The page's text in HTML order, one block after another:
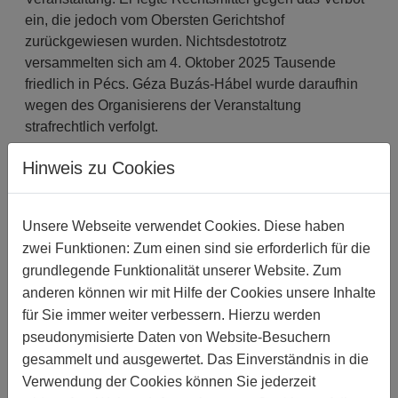
ein, die jedoch vom Obersten Gerichtshof
zurückgewiesen wurden. Nichtsdestotrotz
versammelten sich am 4. Oktober 2025 Tausende
friedlich in Pécs. Géza Buzás-Hábel wurde daraufhin
wegen des Organisierens der Veranstaltung
strafrechtlich verfolgt.
In Ungarn wird das Recht auf friedliche Versammlung
mittels restriktiver Gesetze zur Einschränkung von
LGBTI-Versammlungen.
Géza Buzás-Hábel sagte zu Amnesty International:
Ich möchte allen die Botschaft mitgeben, keine Angst
zu haben. Vielen herzlichen Dank für eure
Unterstützung für mich und meinen Fall."
Hinweis zu Cookies
Unsere Webseite verwendet Cookies. Diese haben
zwei Funktionen: Zum einen sind sie erforderlich für die
grundlegende Funktionalität unserer Website. Zum
anderen können wir mit Hilfe der Cookies unsere Inhalte
für Sie immer weiter verbessern. Hierzu werden
pseudonymisierte Daten von Website-Besuchern
gesammelt und ausgewertet. Das Einverständnis in die
Verwendung der Cookies können Sie jederzeit